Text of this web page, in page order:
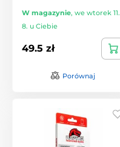
W magazynie, we wtorek 11.
8. u Ciebie
49.5 zł
Porównaj